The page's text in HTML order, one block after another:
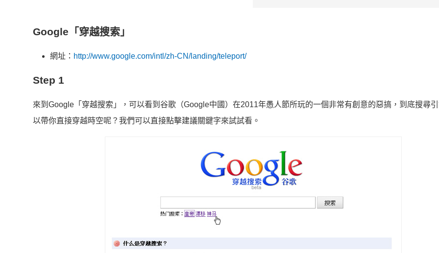
Google「穿越搜索」
網址： http://www.google.com/intl/zh-CN/landing/teleport/
Step 1
來到Google「穿越搜索」，可以看到谷歌（Google中國）在2011年愚人節所玩的一個非常有創意的惡搞，到底搜尋
以帶你直接穿越時空呢？我們可以直接點擊建議關鍵字來試試看。